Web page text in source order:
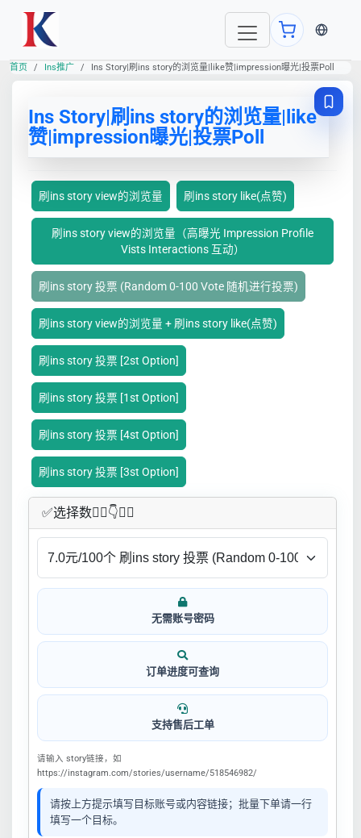
当前语
首页 Ins推广 Ins Story|刷ins story的浏览量|like赞|impression曝光|投票Poll
Ins Story|刷ins story的浏览量|like
赞|impression曝光|投票Poll
刷ins story view的浏览量 刷ins story like(点赞)
刷ins story view的浏览量（高曝光 Impression Profile
Vists Interactions 互动）
刷ins story 投票 (Random 0-100 Vote 随机进行投票)
刷ins story view的浏览量 + 刷ins story like(点赞)
刷ins story 投票 [2st Option]
刷ins story 投票 [1st Option]
刷ins story 投票 [4st Option]
刷ins story 投票 [3st Option]
✅​选择数👇🏻​​👇👇🏻​​
无需账号密码
订单进度可查询
支持售后工单
请输入 story链接，如
https://instagram.com/stories/username/518546982/
请按上方提示填写目标账号或内容链接；批量下单请一行
填写一个目标。